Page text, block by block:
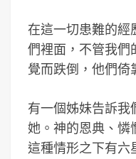
在這一切患難的經
們裡面，不管我們
覺而跌倒，他們倚
有一個姊妹告訴我
她。神的恩典、憐
這種情形之下有六